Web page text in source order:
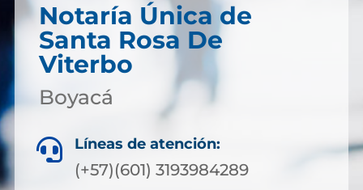
Notaría Única de
Santa Rosa De
Viterbo
Boyacá
 Líneas de atención:
(+57)(601) 3193984289